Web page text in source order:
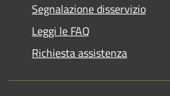
Segnalazione disservizio
Leggi le FAQ
Richiesta assistenza